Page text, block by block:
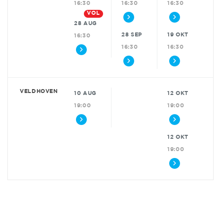
16:30
VOL
28 AUG
16:30
16:30
28 SEP
16:30
16:30
19 OKT
16:30
VELDHOVEN 10 AUG
19:00
12 OKT
19:00
12 OKT
19:00